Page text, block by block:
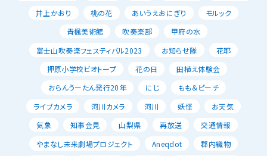
井上かおり
桃の花 あいうえおにぎり
モルック
青楓美術館
吹奏楽部
甲府の水
富士山吹奏楽フェスティバル2023
お知らせ隊
花耶
押原小学校ビオトープ
花の日
田植え体験会
おらんうーたん発行20年
にじ
もも＆ピーチ
ライブカメラ
河川カメラ 河川 妖怪
お天気
気象
知事会見 山梨県 再放送
交通情報
やまなし未来劇場プロジェクト
Aneqdot
郡内織物